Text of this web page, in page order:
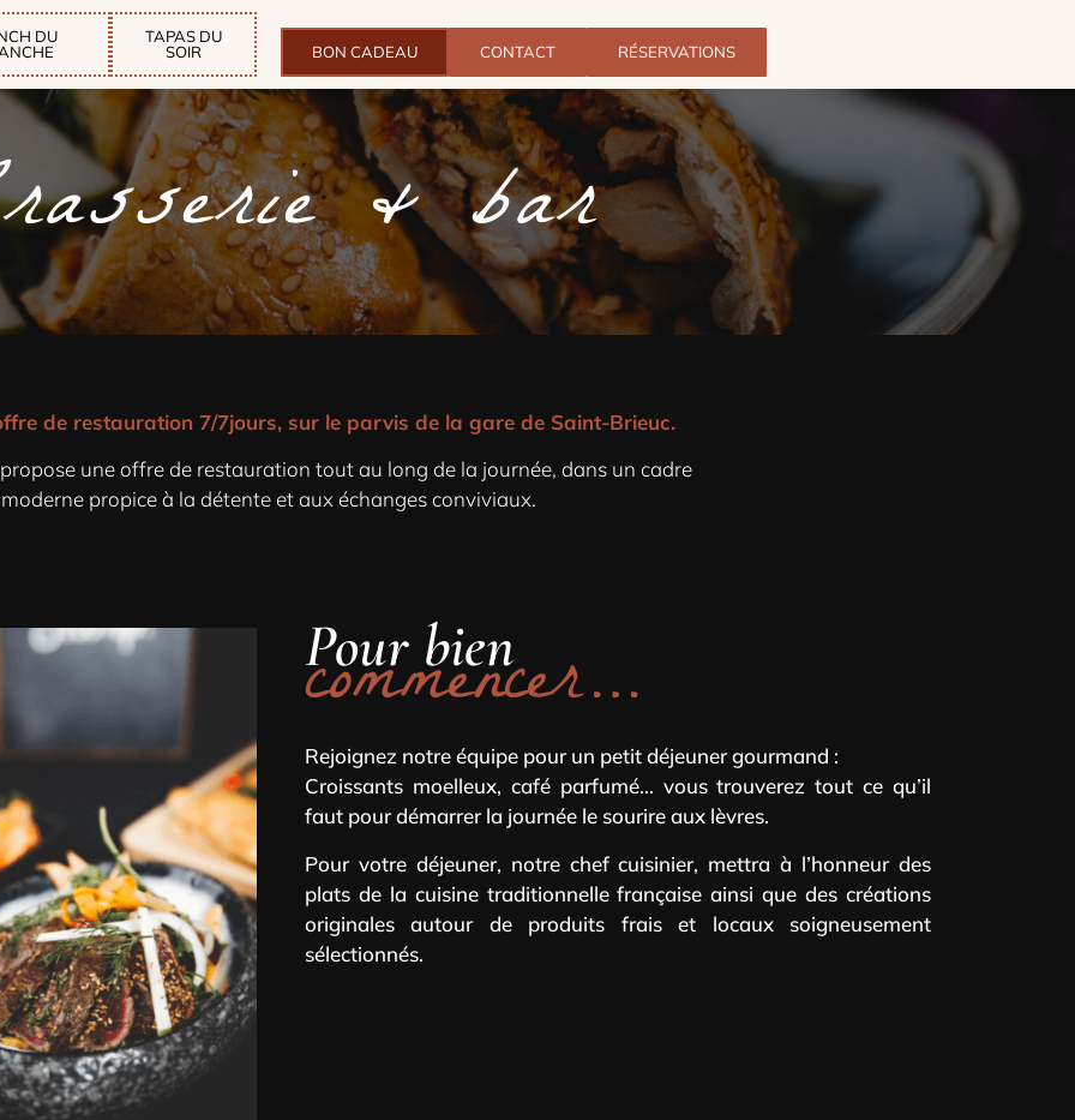
DU
TAPAS DU
SOIR
BON CADEAU CONTACT RÉSERVATIONS
& bar
de restauration 7/7jours, sur le parvis de la gare de Saint-Brieuc.
une offre de restauration tout au long de la journée, dans un cadre
moderne propice à la détente et aux échanges conviviaux.
Pour bien
commencer…
Rejoignez notre équipe pour un petit déjeuner gourmand :
Croissants moelleux, café parfumé… vous trouverez tout ce qu’il
faut pour démarrer la journée le sourire aux lèvres.
Pour votre déjeuner, notre chef cuisinier, mettra à l’honneur des
plats de la cuisine traditionnelle française ainsi que des créations
originales autour de produits frais et locaux soigneusement
sélectionnés.